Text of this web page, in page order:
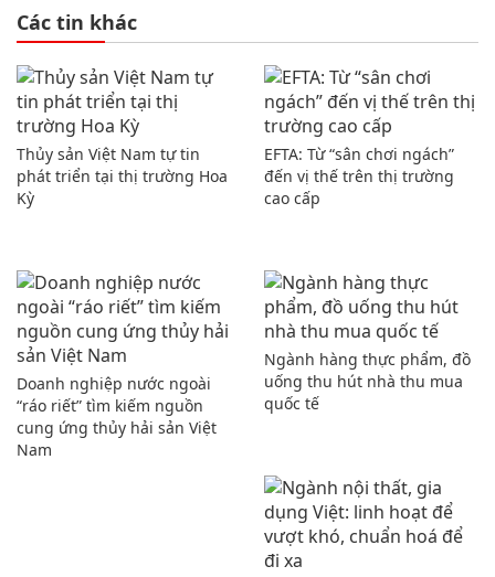
Các tin khác
Thủy sản Việt Nam tự tin
phát triển tại thị trường Hoa
Kỳ
EFTA: Từ “sân chơi ngách”
đến vị thế trên thị trường
cao cấp
Doanh nghiệp nước ngoài
“ráo riết” tìm kiếm nguồn
cung ứng thủy hải sản Việt
Nam
Ngành hàng thực phẩm, đồ
uống thu hút nhà thu mua
quốc tế